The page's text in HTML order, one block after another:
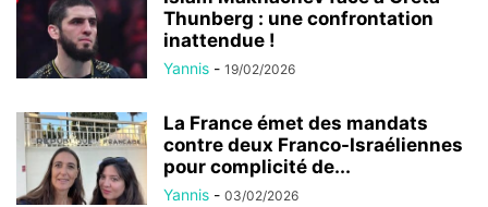
Thunberg : une confrontation
inattendue !
Yannis - 19/02/2026
La France émet des mandats
contre deux Franco-Israéliennes
pour complicité de...
Yannis - 03/02/2026